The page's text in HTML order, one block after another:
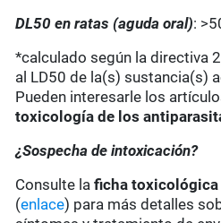
DL50 en ratas (aguda oral):
*calculado según la directiva
al LD50 de la(s) sustancia(s)
Pueden interesarle los
toxicología de los
¿Sospecha de intoxicación?
Consulte laficha toxicológica
(enlace) para más detalles